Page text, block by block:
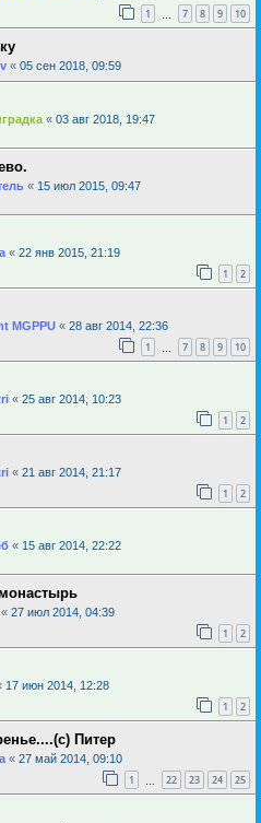
1 7 8 9 10
« 05 сен 2018, 09:59
« 03 авг 2018, 19:47
« 15 июл 2015, 09:47
« 22 янв 2015, 21:19
1 2
MGPPU « 28 авг 2014, 22:36
1 7 8 9 10
« 25 авг 2014, 10:23
1 2
« 21 авг 2014, 21:17
1 2
« 15 авг 2014, 22:22
« 27 июл 2014, 04:39
1 2
17 июн 2014, 12:28
1 2
Питер
« 27 май 2014, 09:10
1 22 23 24 25